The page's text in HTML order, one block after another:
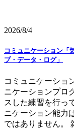
2026/8/4
コミュニケーション「
ブ・データ・ログ」
コミュニケーショ
ニケーションプロ
スした練習を行っ
ニケーション能力
ではありません。